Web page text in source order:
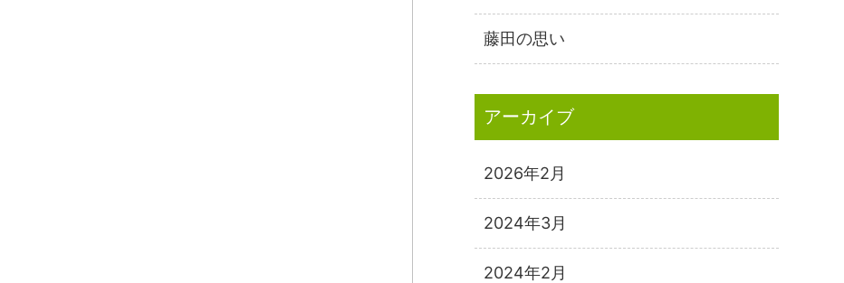
藤田の思い
アーカイブ
2026年2月
2024年3月
2024年2月